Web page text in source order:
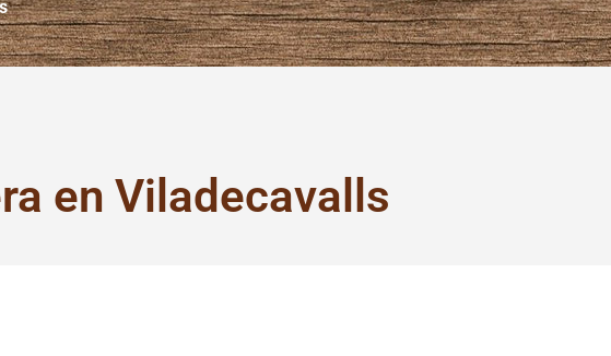
en Viladecavalls